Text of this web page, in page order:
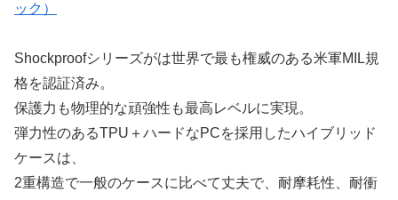
ック）
Shockproofシリーズがは世界で最も権威のある米軍MIL規
格を認証済み。
保護力も物理的な頑強性も最高レベルに実現。
弾力性のあるTPU＋ハードなPCを採用したハイブリッド
ケースは、
2重構造で一般のケースに比べて丈夫で、耐摩耗性、耐衝